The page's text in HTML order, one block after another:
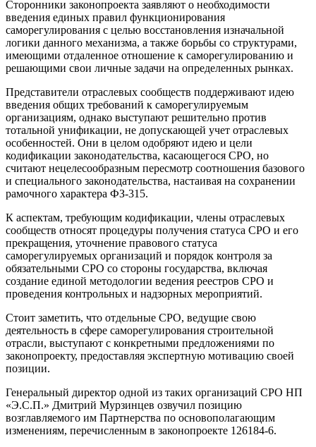
Сторонники законопроекта заявляют о необходимости
введения единых правил функционирования
саморегулирования с целью восстановления изначальной
логики данного механизма, а также борьбы со структурами,
имеющими отдаленное отношение к саморегулированию и
решающими свои личные задачи на определенных рынках.
Представители отраслевых сообществ поддерживают идею
введения общих требований к саморегулируемым
организациям, однако выступают решительно против
тотальной унификации, не допускающей учет отраслевых
особенностей. Они в целом одобряют идею и цели
кодификации законодательства, касающегося СРО, но
считают нецелесообразным пересмотр соотношения базового
и специального законодательства, настаивая на сохранении
рамочного характера ФЗ-315.
К аспектам, требующим кодификации, члены отраслевых
сообществ относят процедуры получения статуса СРО и его
прекращения, уточнение правового статуса
саморегулируемых организаций и порядок контроля за
обязательными СРО со стороны государства, включая
создание единой методологии ведения реестров СРО и
проведения контрольных и надзорных мероприятий.
Стоит заметить, что отдельные СРО, ведущие свою
деятельность в сфере саморегулирования строительной
отрасли, выступают с конкретными предложениями по
законопроекту, предоставляя экспертную мотивацию своей
позиции.
Генеральный директор одной из таких организаций СРО НП
«Э.С.П.» Дмитрий Мурзинцев озвучил позицию
возглавляемого им Партнерства по основополагающим
изменениям, перечисленным в законопроекте 126184-6.